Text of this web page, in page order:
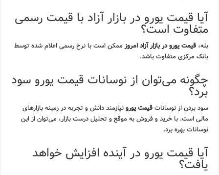
آیا قیمت یورو در بازار آزاد با قیمت رسمی
متفاوت است؟
بله،قیمت یورو در بازار آزاد امروزممکن است با نرخ رسمی اعلام شده توسط
بانک مرکزی متفاوت باشد.
چگونه می‌توان از نوسانات قیمت یورو سود
برد؟
سود بردن از نوساناتقیمت یورونیازمند دانش و تجربه در زمینه بازارهای
مالی است. با خرید و فروش به موقع و تحلیل درست بازار، می‌توان از این
نوسانات بهره برد.
آیا قیمت یورو در آینده افزایش خواهد
یافت؟